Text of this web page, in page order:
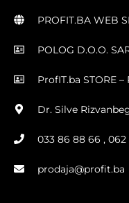
PROFIT.BA WEB
POLOG D.O.O.
ProfIT.ba STORE
Dr. Silve
033 86 88 66 ,
prodaja@profit.ba